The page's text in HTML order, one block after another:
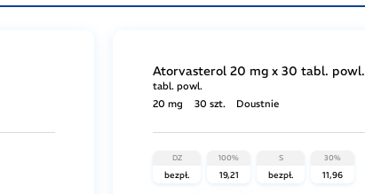
Atorvasterol 20 mg x 30 tabl. powl.
tabl. powl.
20 mg
30 szt. Doustnie
DZ
bezpł.
100%
19,21
S
bezpł.
30%
11,96